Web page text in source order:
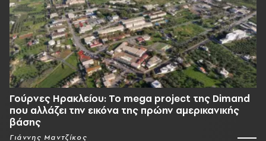
Γούρνες Ηρακλείου: To mega project της Dimand
που αλλάζει την εικόνα της πρώην αμερικανικής
βάσης
Γιάννης Μαντζίκος